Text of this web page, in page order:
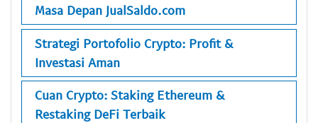
Masa Depan JualSaldo.com
Strategi Portofolio Crypto: Profit &
Investasi Aman
Cuan Crypto: Staking Ethereum &
Restaking DeFi Terbaik